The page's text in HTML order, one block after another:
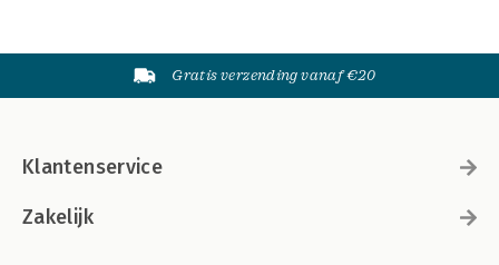
Gratis verzending vanaf €20
Klantenservice
Zakelijk